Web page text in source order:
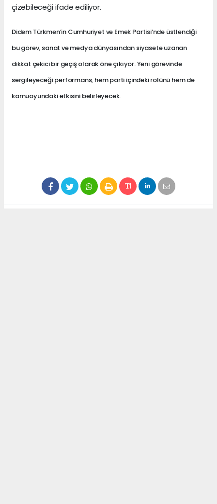
çizebileceği ifade ediliyor.
Didem Türkmen’in Cumhuriyet ve Emek Partisi’nde üstlendiği
bu görev, sanat ve medya dünyasından siyasete uzanan
dikkat çekici bir geçiş olarak öne çıkıyor. Yeni görevinde
sergileyeceği performans, hem parti içindeki rolünü hem de
kamuoyundaki etkisini belirleyecek.